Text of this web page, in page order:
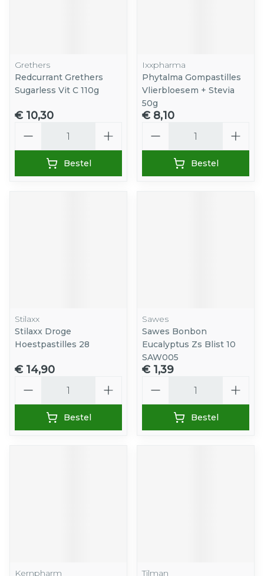
Grethers
Redcurrant Grethers
Sugarless Vit C 110g
€ 10,30
Bestel
Ixxpharma
Phytalma Gompastilles
Vlierbloesem + Stevia
50g
€ 8,10
Bestel
Stilaxx
Stilaxx Droge
Hoestpastilles 28
€ 14,90
Bestel
Sawes
Sawes Bonbon
Eucalyptus Zs Blist 10
SAW005
€ 1,39
Bestel
Kernpharm
Tilman